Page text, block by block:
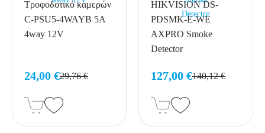
Τροφοδοτικό καμερών
C-PSU5-4WAYB 5A
4way 12V
24,00 €29,76 €
HIKVISION DS-
PDSMK-E-WE
AXPRO Smoke
Detector
127,00 €140,12 €